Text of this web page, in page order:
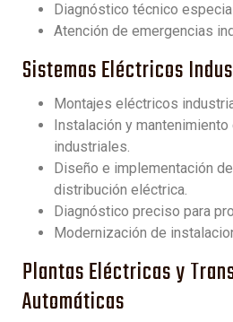
Diagnóstico técnico
Atención de emergencias
Sistemas Eléctricos
Montajes eléctricos
Instalación y
industriales.
Diseño e implementación
distribución eléctrica.
Diagnóstico preciso para
Modernización de
Plantas Eléctricas y
Automáticas